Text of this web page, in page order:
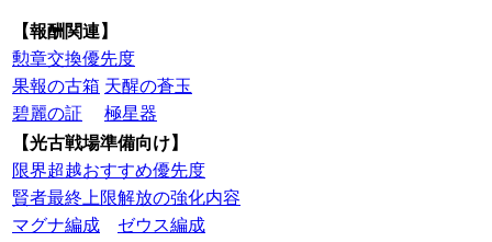
【報酬関連】
勲章交換優先度
果報の古箱 天醒の蒼玉
碧麗の証
極星器
【光古戦場準備向け】
限界超越おすすめ優先度
賢者最終上限解放の強化内容
マグナ編成
ゼウス編成